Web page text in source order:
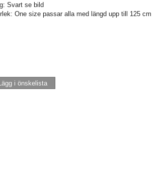
Svart se bild
One size passar alla med längd upp till 125 cm
i önskelista